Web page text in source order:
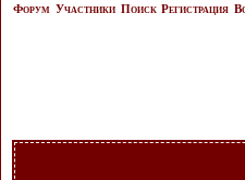
Форум Участники Поиск Регистрация